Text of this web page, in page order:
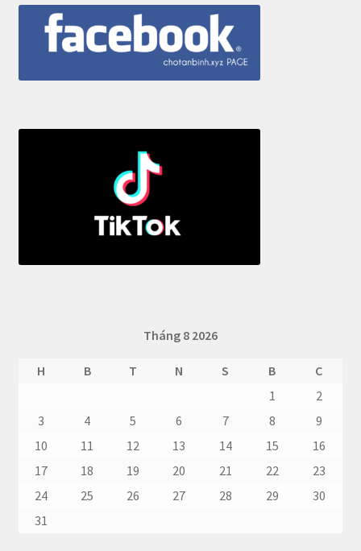
Tháng 8 2026
H B T N S B
C
1
2
3
4 5 6 7 8
9
10
11 12 13 14 15
16
17
18 19 20 21 22
23
24
25 26 27 28 29
30
31